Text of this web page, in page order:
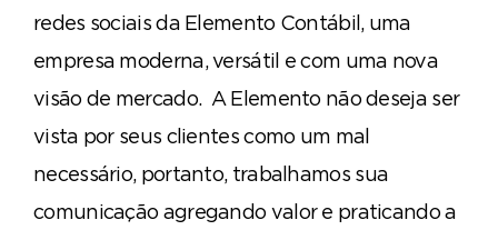
redes sociais da Elemento Contábil, uma
empresa moderna, versátil e com uma nova
visão de mercado. A Elemento não deseja ser
vista por seus clientes como um mal
necessário, portanto, trabalhamos sua
comunicação agregando valor e praticando a